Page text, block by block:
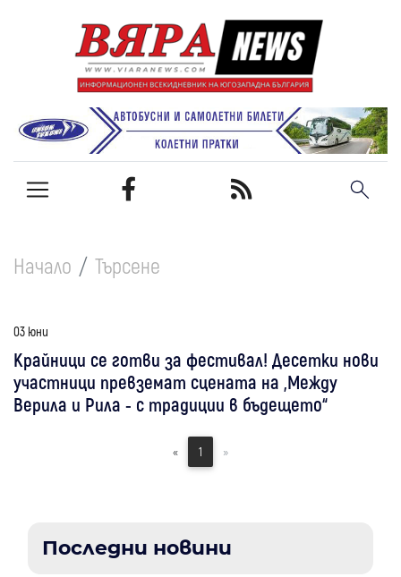
Начало Търсене
03 юни
Крайници се готви за фестивал! Десетки нови
участници превземат сцената на „Между
Верила и Рила - с традиции в бъдещето“
« 1 »
Последни новини